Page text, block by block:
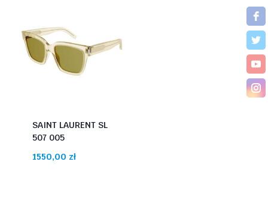
SAINT LAURENT SL
507 005
1550,00 zł